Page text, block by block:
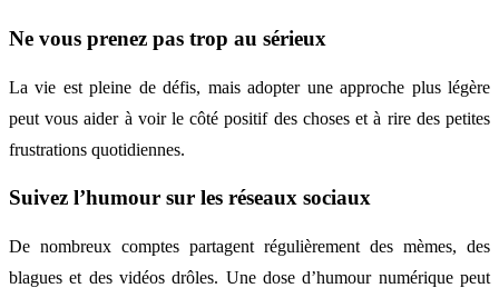
Ne vous prenez pas trop au sérieux
La vie est pleine de défis, mais adopter une approche plus légère
peut vous aider à voir le côté positif des choses et à rire des petites
frustrations quotidiennes.
Suivez l’humour sur les réseaux sociaux
De nombreux comptes partagent régulièrement des mèmes, des
blagues et des vidéos drôles. Une dose d’humour numérique peut